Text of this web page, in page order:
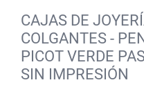
CAJAS DE
COLGANTES -
PICOT VERDE
SIN IMPRESIÓN